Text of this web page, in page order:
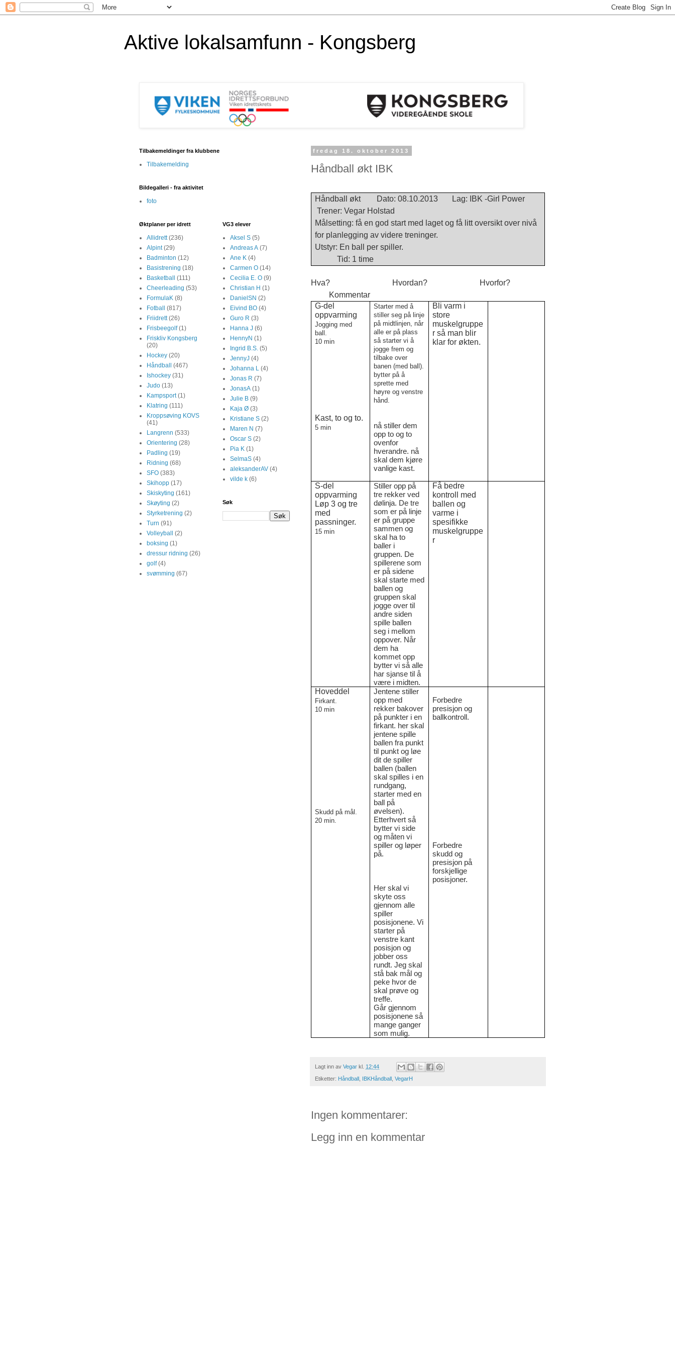
Aktive lokalsamfunn - Kongsberg
fredag 18. oktober 2013
Håndball økt IBK
Håndball økt Dato: 08.10.2013 Lag: IBK -Girl Power
Trener: Vegar Holstad
Målsetting: få en god start med laget og få litt oversikt over nivå
for planlegging av videre treninger.
Utstyr: En ball per spiller.
Tid: 1 time
Hva? Hvordan? Hvorfor?
Kommentar
G-del
oppvarming
Jogging med
ball.
10 min
Kast, to og to.
5 min
Starter med å
stiller seg på linje
på midtlinjen, når
alle er på plass
så starter vi å
jogge frem og
tilbake over
banen (med ball).
bytter på å
sprette med
høyre og venstre
hånd.
nå stiller dem
opp to og to
ovenfor
hverandre. nå
skal dem kjøre
vanlige kast.
Bli varm i
store
muskelgruppe
r så man blir
klar for økten.
S-del
oppvarming
Løp 3 og tre
med
passninger.
15 min
Stiller opp på
tre rekker ved
dølinja. De tre
som er på linje
er på gruppe
sammen og
skal ha to
baller i
gruppen. De
spillerene som
er på sidene
skal starte med
ballen og
gruppen skal
jogge over til
andre siden
spille ballen
seg i mellom
oppover. Når
dem ha
kommet opp
bytter vi så alle
har sjanse til å
være i midten.
Få bedre
kontroll med
ballen og
varme i
spesifikke
muskelgruppe
r
Hoveddel
Firkant.
10 min
Skudd på mål.
20 min.
Jentene stiller
opp med
rekker bakover
på punkter i en
firkant. her skal
jentene spille
ballen fra punkt
til punkt og løe
dit de spiller
ballen (ballen
skal spilles i en
rundgang,
starter med en
ball på
øvelsen).
Etterhvert så
bytter vi side
og måten vi
spiller og løper
på.
Her skal vi
skyte oss
gjennom alle
spiller
posisjonene. Vi
starter på
venstre kant
posisjon og
jobber oss
rundt. Jeg skal
stå bak mål og
peke hvor de
skal prøve og
treffe.
Går gjennom
posisjonene så
mange ganger
som mulig.
Forbedre
presisjon og
ballkontroll.
Forbedre
skudd og
presisjon på
forskjellige
posisjoner.
Lagt inn av Vegar kl. 12:44
Etiketter: Håndball IBKHåndball VegarH
Ingen kommentarer:
Legg inn en kommentar
Tilbakemeldinger fra klubbene
Tilbakemelding
Bildegalleri - fra aktivitet
foto
Øktplaner per idrett
Allidrett (236)
Alpint (29)
Badminton (12)
Basistrening (18)
Basketball
(111)
Cheerleading (53)
FormulaK (8)
Fotball
(817)
Friidrett (26)
Frisbeegolf (1)
Friskliv Kongsberg
(20)
Hockey (20)
Håndball
(467)
Ishockey (31)
Judo (13)
Kampsport (1)
Klatring (111)
Kroppsøving KOVS
(41)
Langrenn (533)
Orientering (28)
Padling (19)
Ridning (68)
SFO (383)
Skihopp (17)
Skiskyting (161)
Skøyting (2)
Styrketrening (2)
Turn (91)
Volleyball
(2)
boksing (1)
dressur ridning (26)
golf (4)
svømming (67)
VG3 elever
Aksel S (5)
Andreas A (7)
Ane K (4)
Carmen O (14)
Cecilia E. O (9)
Christian H (1)
DanielSN (2)
Eivind BO (4)
Guro R (3)
Hanna J (6)
HennyN (1)
Ingrid B.S. (5)
JennyJ (4)
Johanna L (4)
Jonas R (7)
JonasA (1)
Julie B (9)
Kaja Ø (3)
Kristiane S (2)
Maren N (7)
Oscar S (2)
Pia K (1)
SelmaS (4)
aleksanderAV (4)
vilde k (6)
Søk